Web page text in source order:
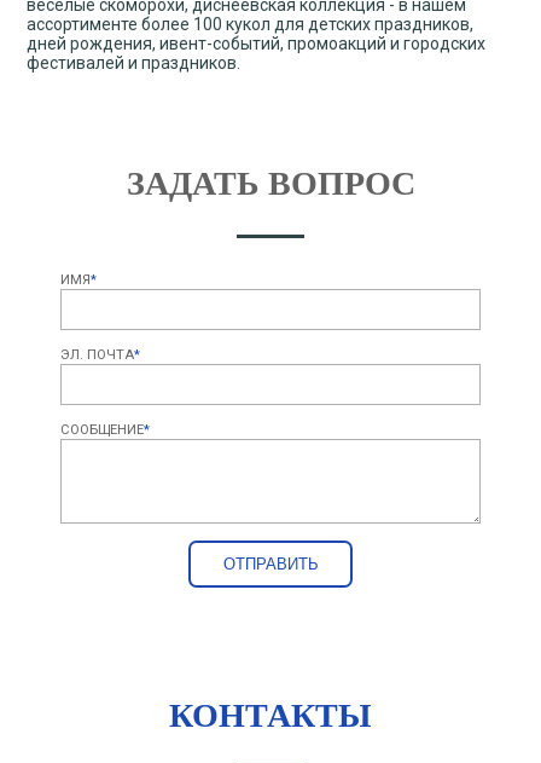
веселые скоморохи, диснеевская коллекция - в нашем
ассортименте более 100 кукол для детских праздников,
дней рождения, ивент-событий, промоакций и городских
фестивалей и праздников.
ЗАДАТЬ ВОПРОС
ИМЯ*
ЭЛ. ПОЧТА*
СООБЩЕНИЕ*
КОНТАКТЫ